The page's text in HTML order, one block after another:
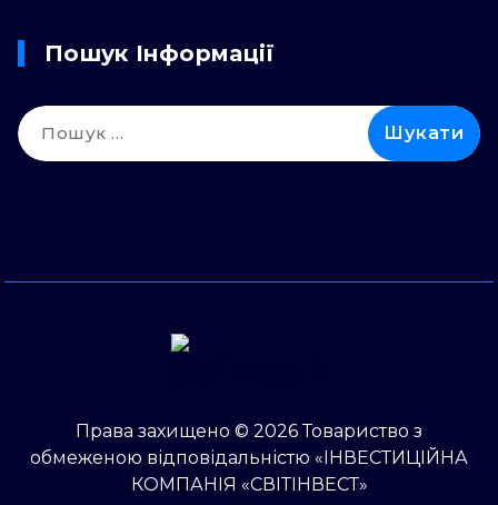
Пошук Інформації
Пошук:
Права захищено © 2026 Товариство з
обмеженою відповідальністю «ІНВЕСТИЦІЙНА
КОМПАНІЯ «СВІТІНВЕСТ»